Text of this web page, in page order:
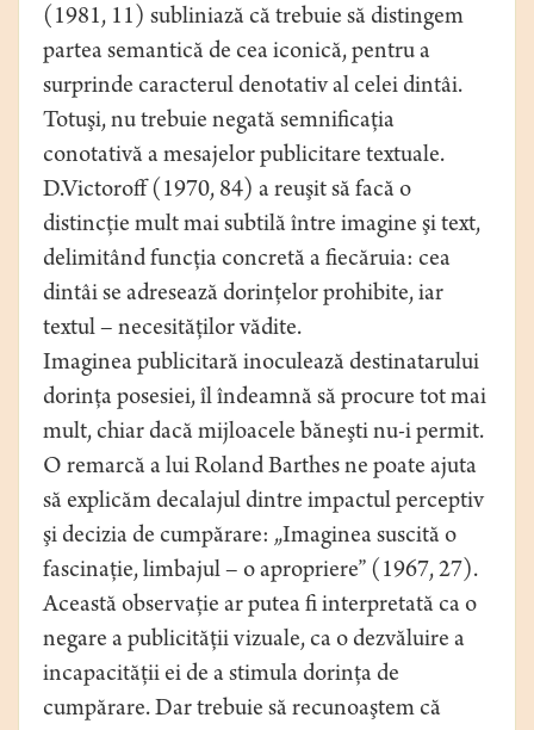
(1981, 11) subliniază că trebuie să distingem
partea semantică de cea iconică, pentru a
surprinde caracterul denotativ al celei dintâi.
Totuşi, nu trebuie negată semnificaţia
conotativă a mesajelor publicitare textuale.
D.Victoroff (1970, 84) a reuşit să facă o
distincţie mult mai subtilă între imagine şi text,
delimitând funcţia concretă a fiecăruia: cea
dintâi se adresează dorinţelor prohibite, iar
textul – necesităţilor vădite.
Imaginea publicitară inoculează destinatarului
dorinţa posesiei, îl îndeamnă să procure tot mai
mult, chiar dacă mijloacele băneşti nu-i permit.
O remarcă a lui Roland Barthes ne poate ajuta
să explicăm decalajul dintre impactul perceptiv
şi decizia de cumpărare: „Imaginea suscită o
fascinaţie, limbajul – o apropriere” (1967, 27).
Această observaţie ar putea fi interpretată ca o
negare a publicităţii vizuale, ca o dezvăluire a
incapacităţii ei de a stimula dorinţa de
cumpărare. Dar trebuie să recunoaştem că